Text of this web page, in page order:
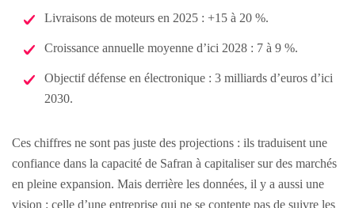
Livraisons de moteurs en 2025 : +15 à 20 %.
Croissance annuelle moyenne d’ici 2028 : 7 à 9 %.
Objectif défense en électronique : 3 milliards d’euros d’ici
2030.
Ces chiffres ne sont pas juste des projections : ils traduisent une
confiance dans la capacité de Safran à capitaliser sur des marchés
en pleine expansion. Mais derrière les données, il y a aussi une
vision : celle d’une entreprise qui ne se contente pas de suivre les